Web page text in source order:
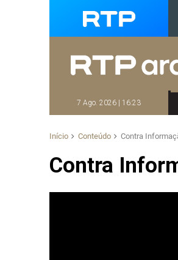
7 Ago. 2026 | 16:23
Início Conteúdo Contra
Contra